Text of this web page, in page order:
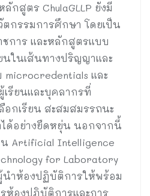
ลักสูตร ChulaGLLP ยังมี
กรรมการศึกษา โดยเป็น
การ และหลักสูตรแบบ
นในเส้นทางปริญญาและ
และ
รียนและบุคลากรที่
อกเรียน สะสมสมรรถนะ
ด้อย่างยืดหยุ่น นอกจากนี้
น Artificial Intelligence
for Laboratory
นำห้องปฏิบัติการให้พร้อม
ห้องปฏิบัติการและการ